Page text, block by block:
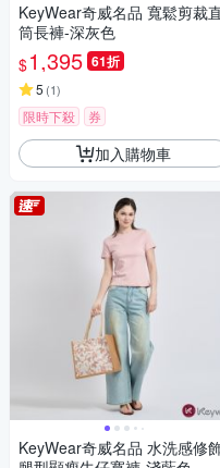
KeyWear奇威名品 寬鬆剪裁直
筒長褲-深灰色
$1,395 61折
5 (1)
限時下殺 券
加入購物車
KeyWear奇威名品 水洗感修飾